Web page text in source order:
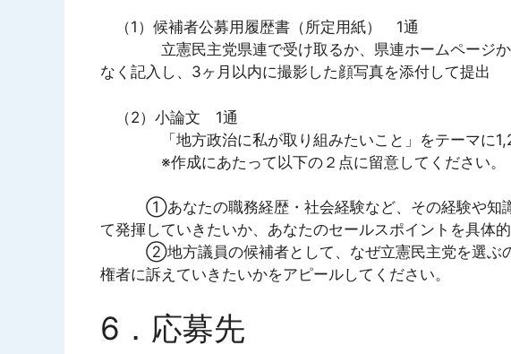
（1）候補者公募用履歴書（所定用紙） 1通
立憲民主党県連で受け取るか、県連ホームページか
なく記入し、3ヶ月以内に撮影した顔写真を添付して提出
（2）小論文 1通
「地方政治に私が取り組みたいこと」をテーマに
※作成にあたって以下の２点に留意してください。
①あなたの職務経歴・社会経験など、その経験や知識
て発揮していきたいか、あなたのセールスポイントを具体
②地方議員の候補者として、なぜ立憲民主党を選ぶの
権者に訴えていきたいかをアピールしてください。
6．応募先